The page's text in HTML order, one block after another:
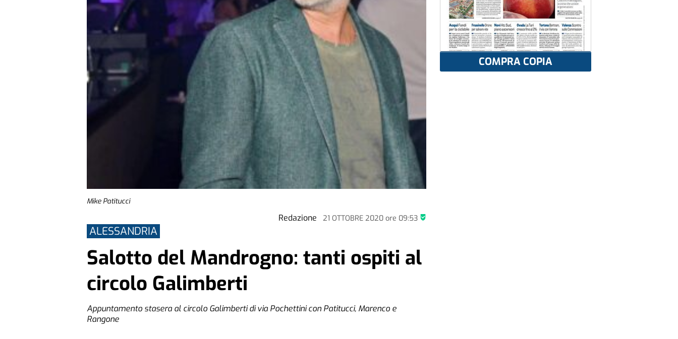
Mike Patitucci
Redazione 21 OTTOBRE 2020ore 09:53
ALESSANDRIA
Salotto del Mandrogno: tanti ospiti al
circolo Galimberti
Appuntamento stasera al circolo Galimberti di via Pochettini con Patitucci, Marenco e
Rangone
COMPRA COPIA